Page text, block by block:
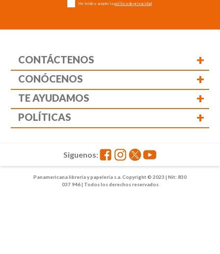
He leído y acepto la política de privacidad
CONTÁCTENOS +
CONÓCENOS +
TE AYUDAMOS +
POLÍTICAS +
Panamericana librería y papelería s.a. Copyright © 2023 | Nit: 830
037 946 | Todos los derechos reservados
Siguenos: